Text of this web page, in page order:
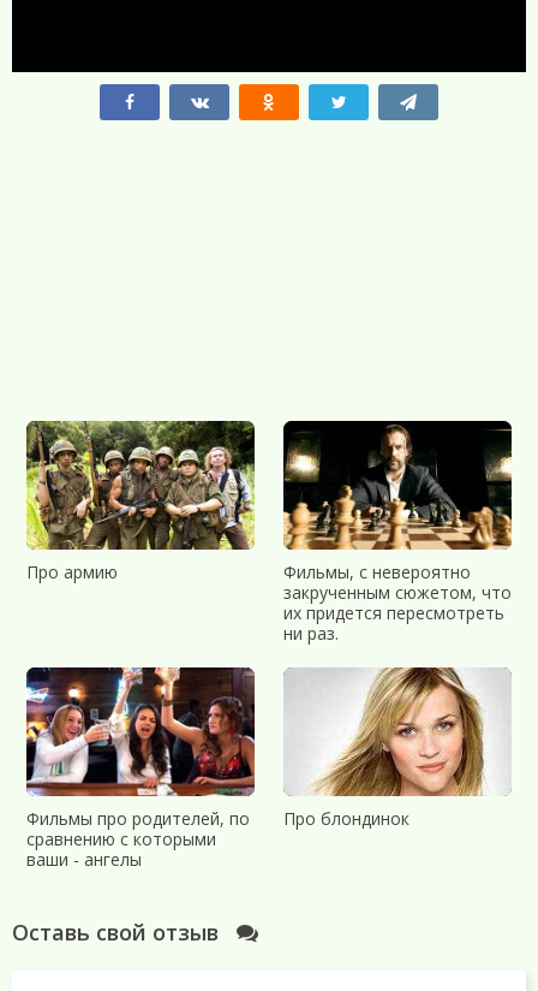
Про армию
Фильмы, с невероятно
закрученным сюжетом, что
их придется пересмотреть
ни раз.
Фильмы про родителей, по
сравнению с которыми
ваши - ангелы
Про блондинок
Оставь свой отзыв